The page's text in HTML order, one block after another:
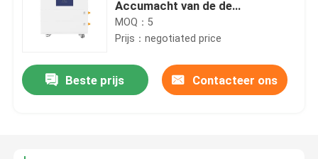
VR-show
Accumacht van de de
Generatorpost de de
Zonneomschakelaar en Batterij
MOQ：5
Prijs：negotiated price
Beste prijs Contacteer onsAkku LiFePo4 LFP Cylindrische cellen 26650 Lithiumbatterijen 3.2v 2500mah 2800mah 3400mah